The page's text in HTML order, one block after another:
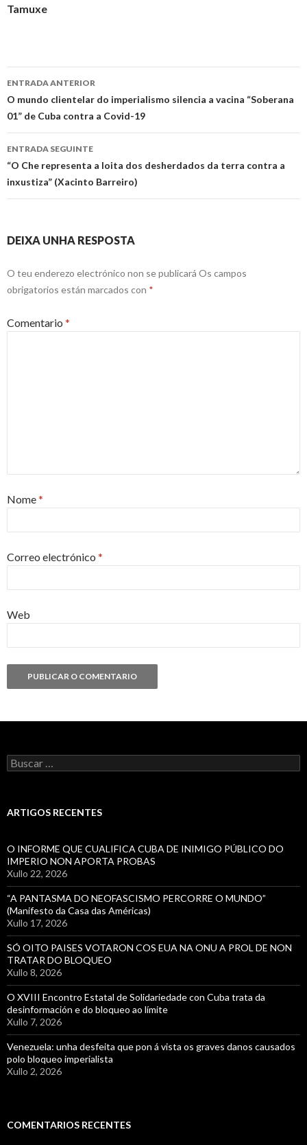
Tamuxe
Ir
a
entrada
ENTRADA ANTERIOR
O mundo clientelar do imperialismo silencia a vacina “Soberana
01” de Cuba contra a Covid-19
ENTRADA SEGUINTE
“O Che representa a loita dos desherdados da terra contra a
inxustiza” (Xacinto Barreiro)
DEIXA UNHA RESPOSTA
O teu enderezo electrónico non se publicará Os campos
obrigatorios están marcados con *
Comentario *
Nome*
Correo electrónico *
Web
Buscar:
ARTIGOS RECENTES
O INFORME QUE CUALIFICA CUBA DE INIMIGO PÚBLICO DO
IMPERIO NON APORTA PROBAS
Xullo 22, 2026
“A PANTASMA DO NEOFASCISMO PERCORRE O MUNDO”
(Manifesto da Casa das Américas)
Xullo 17, 2026
SÓ OITO PAISES VOTARON COS EUA NA ONU A PROL DE NON
TRATAR DO BLOQUEO
Xullo 8, 2026
O XVIII Encontro Estatal de Solidariedade con Cuba trata da
desinformación e do bloqueo ao límite
Xullo 7, 2026
Venezuela: unha desfeita que pon á vista os graves danos causados
polo bloqueo imperialista
Xullo 2, 2026
COMENTARIOS RECENTES